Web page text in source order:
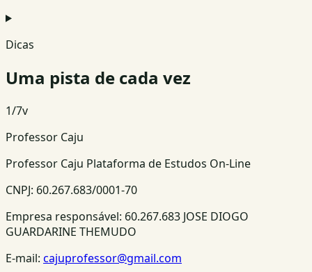
Dicas
Uma pista de cada vez
1/7v
Professor Caju
Professor Caju Plataforma de Estudos On-Line
CNPJ: 60.267.683/0001-70
Empresa responsável: 60.267.683 JOSE DIOGO
GUARDARINE THEMUDO
E-mail: cajuprofessor@gmail.com